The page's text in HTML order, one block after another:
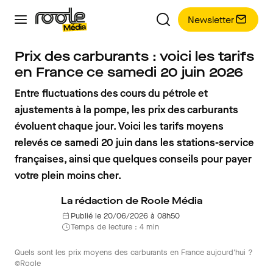
Newsletter
Prix des carburants : voici les tarifs
en France ce samedi 20 juin 2026
Entre fluctuations des cours du pétrole et
ajustements à la pompe, les prix des carburants
évoluent chaque jour. Voici les tarifs moyens
relevés ce samedi 20 juin dans les stations-service
françaises, ainsi que quelques conseils pour payer
votre plein moins cher.
La rédaction de Roole Média
Publié le 20/06/2026 à 08h50
Temps de lecture : 4 min
Quels sont les prix moyens des carburants en France aujourd'hui ?
©Roole